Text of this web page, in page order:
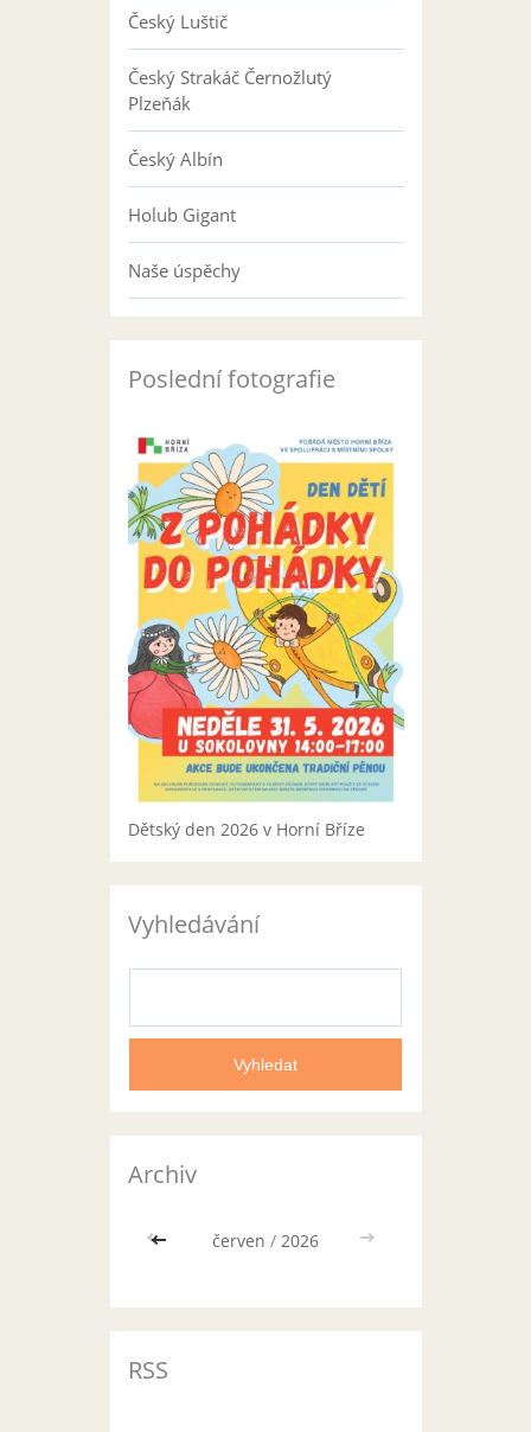
Český Luštič
Český Strakáč Černožlutý
Plzeňák
Český Albín
Holub Gigant
Naše úspěchy
Poslední fotografie
Dětský den 2026 v Horní Bříze
Vyhledávání
Archiv
<< červen / 2026 >>
RSS